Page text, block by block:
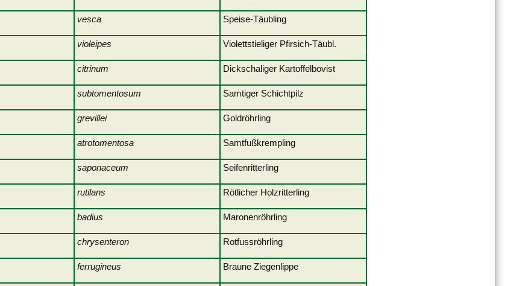
vesca Speise-Täubling
violeipes Violettstieliger Pfirsich-Täubl.
citrinum Dickschaliger Kartoffelbovist
subtomentosum Samtiger Schichtpilz
grevillei Goldröhrling
atrotomentosa Samtfußkrempling
saponaceum Seifenritterling
rutilans Rötlicher Holzritterling
badius Maronenröhrling
chrysenteron Rotfussröhrling
ferrugineus Braune Ziegenlippe